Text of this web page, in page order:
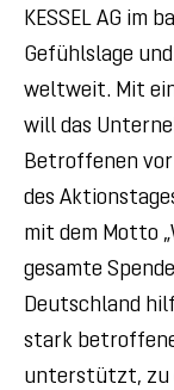
KESSEL AG im
Gefühlslage
weltweit. Mit
will das
Betroffenen
des
mit dem Motto
gesamte
Deutschland
stark
unterstützt, zu